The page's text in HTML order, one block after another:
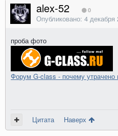
alex-52 0
Опубликовано: 4 декабря
проба фото
Форум G-class - почему утрачено
Цитата Наверх